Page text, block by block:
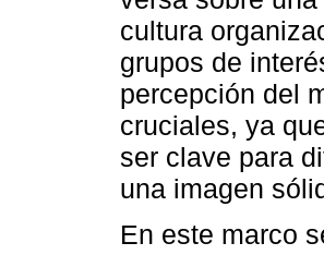
cultura
grupos de
percepción del
cruciales, ya
ser clave para
una imagen
En este marco